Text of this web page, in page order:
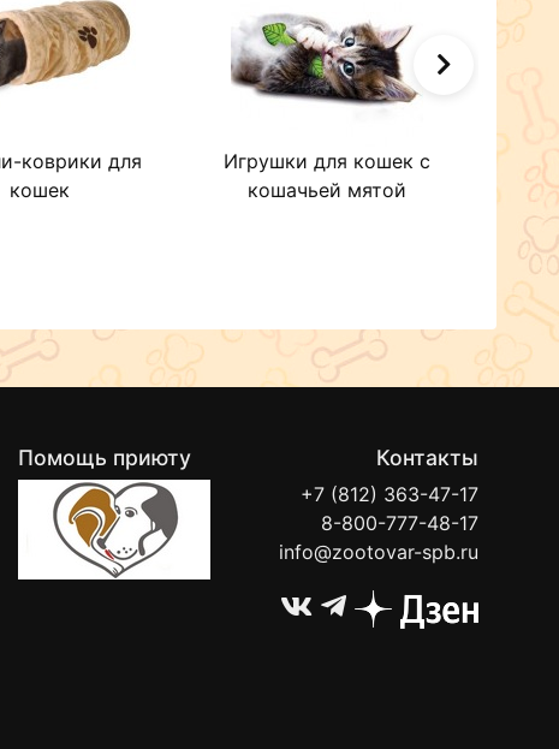
коврики для
кошек
Игрушки для кошек с
кошачьей мятой
Помощь приюту Контакты
+7 (812) 363-47-17
8-800-777-48-17
info@zootovar-spb.ru